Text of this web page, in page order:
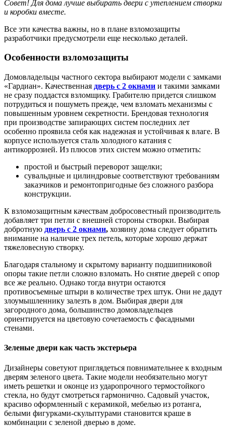
Совет! Для дома лучше выбирать двери с утеплением створки
и коробки вместе.
Все эти качества важны, но в плане взломозащиты
разработчики предусмотрели еще несколько деталей.
Особенности взломозащиты
Домовладельцы частного сектора выбирают модели с замками
«Гардиан». Качественная дверь с 2 окнами и такими замками
не сразу поддастся взломщику. Грабителю придется слишком
потрудиться и пошуметь прежде, чем взломать механизмы с
повышенным уровнем секретности. Брендовая технология
при производстве запирающих систем последних лет
особенно проявила себя как надежная и устойчивая к влаге. В
корпусе используется сталь холодного катания с
антикоррозией. Из плюсов этих систем можно отметить:
простой и быстрый переворот защелки;
сувальдные и цилиндровые соответствуют требованиям
заказчиков и ремонтопригодные без сложного разбора
конструкции.
К взломозащитным качествам добросовестный производитель
добавляет три петли с внешней стороны створки. Выбирая
добротную дверь с 2 окнами, хозяину дома следует обратить
внимание на наличие трех петель, которые хорошо держат
тяжеловесную створку.
Благодаря стальному и скрытому варианту подшипниковой
опоры такие петли сложно взломать. Но снятие дверей с опор
все же реально. Однако тогда внутри остаются
противосъемные штыри в количестве трех штук. Они не дадут
злоумышленнику залезть в дом. Выбирая двери для
загородного дома, большинство домовладельцев
ориентируется на цветовую сочетаемость с фасадными
стенами.
Зеленые двери как часть экстерьера
Дизайнеры советуют приглядеться повнимательнее к входным
дверям зеленого цвета. Такие модели необязательно могут
иметь решетки и оконце из ударопрочного термостойкого
стекла, но будут смотреться гармонично. Садовый участок,
красиво оформленный с керамикой, мебелью из ротанга,
белыми фигурками-скульптурами становится краше в
комбинации с зеленой дверью в доме.